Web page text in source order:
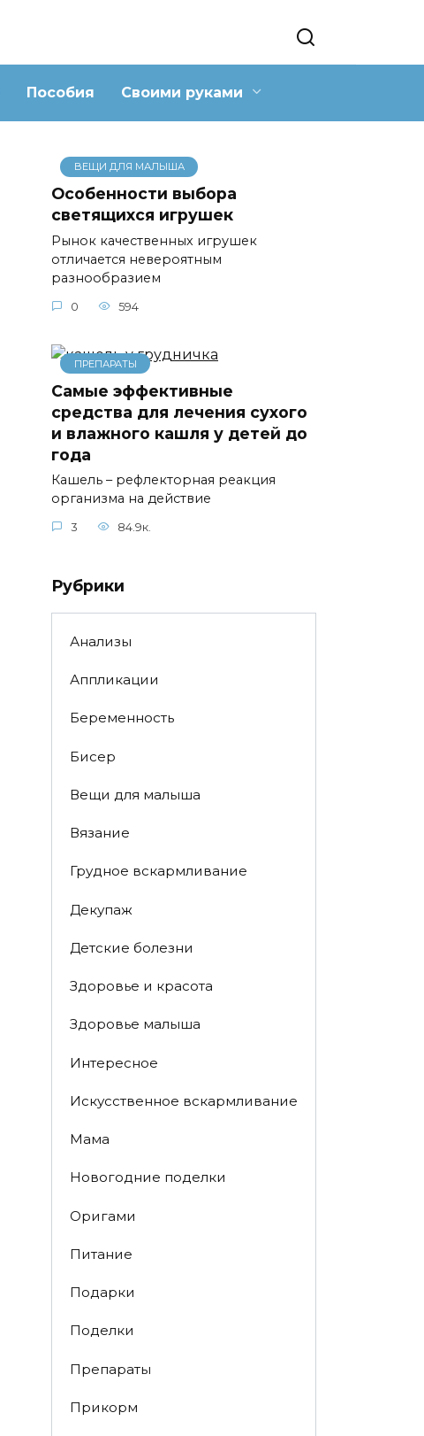
Пособия Своими руками
ВЕЩИ ДЛЯ МАЛЫША
Особенности выбора
светящихся игрушек
Рынок качественных игрушек
отличается невероятным
разнообразием
0 594
ПРЕПАРАТЫ
Самые эффективные
средства для лечения сухого
и влажного кашля у детей до
года
Кашель – рефлекторная реакция
организма на действие
3 84.9к.
Рубрики
Анализы
Аппликации
Беременность
Бисер
Вещи для малыша
Вязание
Грудное вскармливание
Декупаж
Детские болезни
Здоровье и красота
Здоровье малыша
Интересное
Искусственное вскармливание
Мама
Новогодние поделки
Оригами
Питание
Подарки
Поделки
Препараты
Прикорм